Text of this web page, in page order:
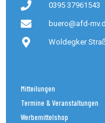
0395 37961543
buero@afd-
Woldegker
Mitteilungen
Termine & Veranstaltungen
Werbemittelshop